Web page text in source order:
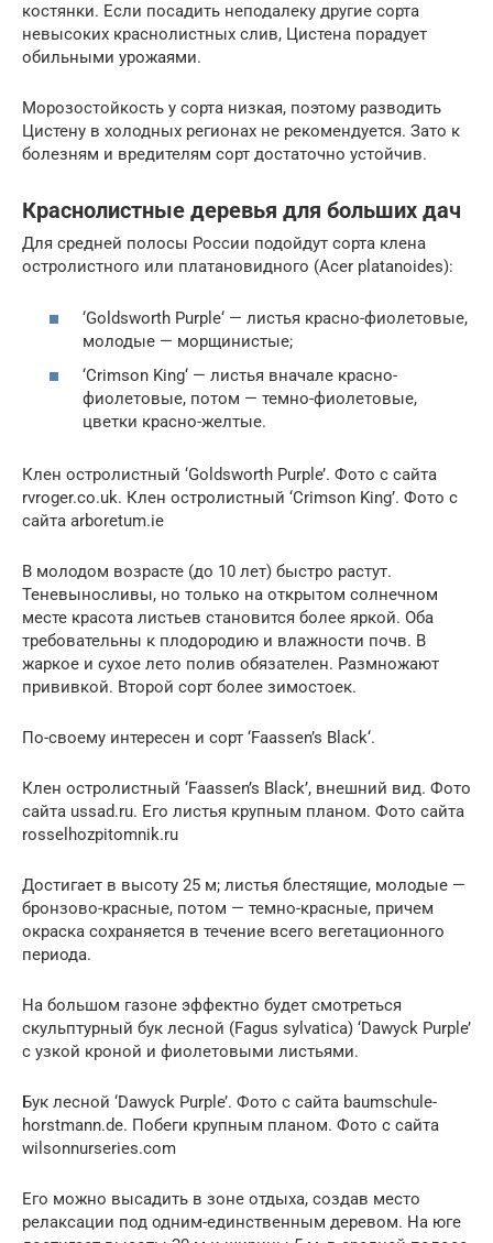
костянки. Если посадить неподалеку другие сорта
невысоких краснолистных слив, Цистена порадует
обильными урожаями.
Морозостойкость у сорта низкая, поэтому разводить
Цистену в холодных регионах не рекомендуется. Зато к
болезням и вредителям сорт достаточно устойчив.
Краснолистные деревья для больших дач
Для средней полосы России подойдут сорта клена
остролистного или платановидного (Acer platanoides):
‘Goldsworth Purple‘ — листья красно-фиолетовые,
молодые — морщинистые;
‘Crimson King‘ — листья вначале красно-
фиолетовые, потом — темно-фиолетовые,
цветки красно-желтые.
Клен остролистный ‘Goldsworth Purple’. Фото с сайта
rvroger.co.uk. Клен остролистный ‘Crimson King’. Фото с
сайта arboretum.ie
В молодом возрасте (до 10 лет) быстро растут.
Теневыносливы, но только на открытом солнечном
месте красота листьев становится более яркой. Оба
требовательны к плодородию и влажности почв. В
жаркое и сухое лето полив обязателен. Размножают
прививкой. Второй сорт более зимостоек.
По-своему интересен и сорт ‘Faassen’s Black‘.
Клен остролистный ‘Faassen’s Black’, внешний вид. Фото
сайта ussad.ru. Его листья крупным планом. Фото сайта
rosselhozpitomnik.ru
Достигает в высоту 25 м; листья блестящие, молодые —
бронзово-красные, потом — темно-красные, причем
окраска сохраняется в течение всего вегетационного
периода.
На большом газоне эффектно будет смотреться
скульптурный бук лесной (Fagus sylvatica) ‘Dawyck Purple’
с узкой кроной и фиолетовыми листьями.
Бук лесной ‘Dawyck Purple’. Фото с сайта baumschule-
horstmann.de. Побеги крупным планом. Фото с сайта
wilsonnurseries.com
Его можно высадить в зоне отдыха, создав место
релаксации под одним-единственным деревом. На юге